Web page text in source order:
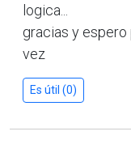
logica...
gracias y
vez
Es útil (0)